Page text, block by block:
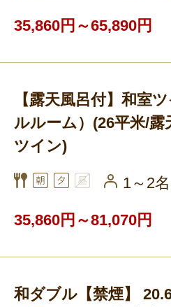
35,860円～65,890円
【露天風呂付】和室
ルルーム）(26平米/
ツイン)
1～2名
35,860円～81,070円
和ダブル【禁煙】